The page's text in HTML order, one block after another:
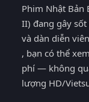
Phim Nhật Bản
II) đang gây
và dàn diễn
, bạn có thể
phí — không
lượng HD/